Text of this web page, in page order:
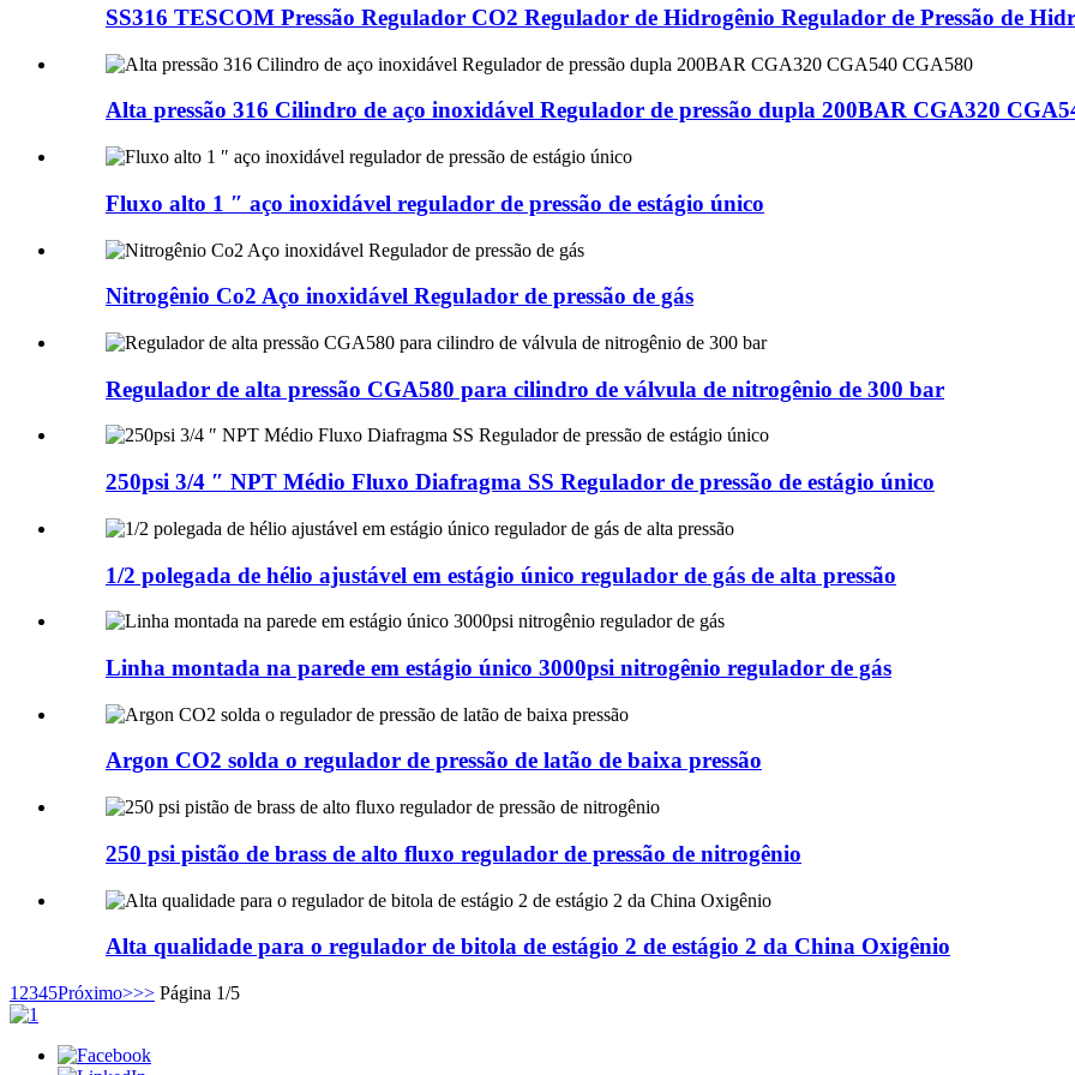
SS316 TESCOM Pressão Regulador CO2 Regulador de Hidrogênio Regulador de Pressão de
Alta pressão 316 Cilindro de aço inoxidável Regulador de pressão dupla 200BAR CGA320
Fluxo alto 1 ″ aço inoxidável regulador de pressão de estágio único
Nitrogênio Co2 Aço inoxidável Regulador de pressão de gás
Regulador de alta pressão CGA580 para cilindro de válvula de nitrogênio de 300 bar
250psi 3/4 ″ NPT Médio Fluxo Diafragma SS Regulador de pressão de estágio único
1/2 polegada de hélio ajustável em estágio único regulador de gás de alta pressão
Linha montada na parede em estágio único 3000psi nitrogênio regulador de gás
Argon CO2 solda o regulador de pressão de latão de baixa pressão
250 psi pistão de brass de alto fluxo regulador de pressão de nitrogênio
Alta qualidade para o regulador de bitola de estágio 2 de estágio 2 da China Oxigênio
1 2345Próximo>>> Página 1/5